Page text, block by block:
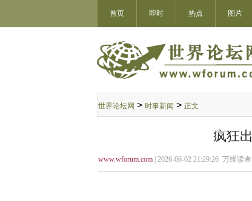
首页 即时 热点 图片
世界论坛网 > 时事新闻 > 正文
疯狂
www.wforum.com | 2026-06-02 21:29:26 万维读者